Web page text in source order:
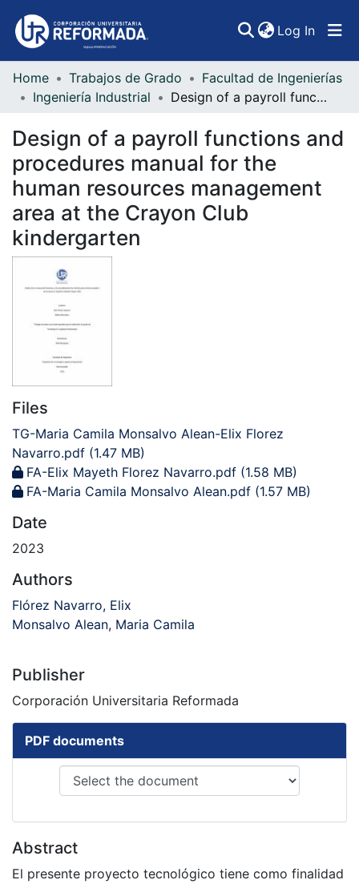
Log In
Communities & Collections
Statistics
Home Trabajos de Grado
Facultad de Ingenierías
Ingeniería Industrial
Design of a payroll functions and procedures manual for the human resources management area at the Crayon Club kindergarten
Design of a payroll functions and
procedures manual for the
human resources management
area at the Crayon Club
kindergarten
Files
TG-Maria Camila Monsalvo Alean-Elix Florez
Navarro.pdf (1.47 MB)
FA-Elix Mayeth Florez Navarro.pdf (1.58 MB)
FA-Maria Camila Monsalvo Alean.pdf (1.57 MB)
Date
2023
Authors
Flórez Navarro, Elix
Monsalvo Alean, Maria Camila
Publisher
Corporación Universitaria Reformada
PDF documents
Abstract
El presente proyecto tecnológico tiene como finalidad